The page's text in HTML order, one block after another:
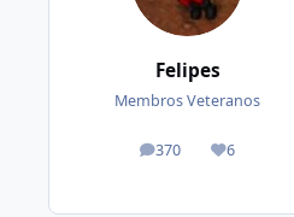
Felipes
Membros Veteranos
370
posts 6
Reputation